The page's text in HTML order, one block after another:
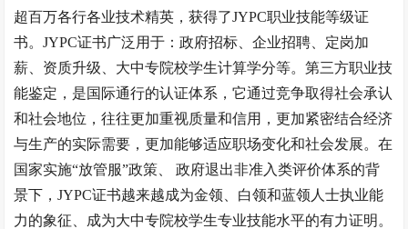
超百万各行各业技术精英，获得了JYPC职业技能等级证
书。JYPC证书广泛用于：政府招标、企业招聘、定岗加
薪、资质升级、大中专院校学生计算学分等。第三方职业技
能鉴定，是国际通行的认证体系，它通过竞争取得社会承认
和社会地位，往往更加重视质量和信用，更加紧密结合经济
与生产的实际需要，更加能够适应职场变化和社会发展。在
国家实施“放管服”政策、
政府退出非准入类评价体系的背
景下，JYPC证书越来越成为金领、白领和蓝领人士执业能
力的象征、成为大中专院校学生专业技能水平的有力证明。